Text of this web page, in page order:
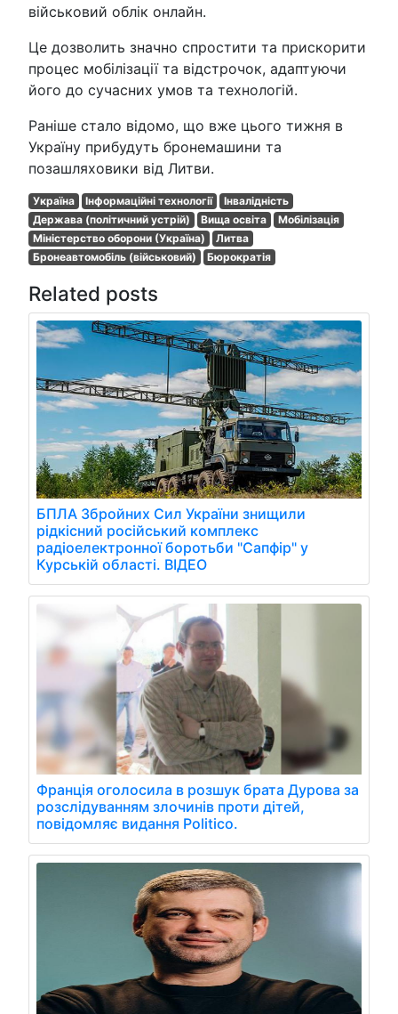
військовий облік онлайн.
Це дозволить значно спростити та прискорити
процес мобілізації та відстрочок, адаптуючи
його до сучасних умов та технологій.
Раніше стало відомо, що вже цього тижня в
Україну прибудуть бронемашини та
позашляховики від Литви.
Україна Інформаційні технології
Інвалідність
Держава (політичний устрій)
Вища освіта
Мобілізація
Міністерство оборони (Україна)
Литва
Бронеавтомобіль (військовий)
Бюрократія
Related posts
БПЛА Збройних Сил України знищили
рідкісний російський комплекс
радіоелектронної боротьби "Сапфір" у
Курській області. ВІДЕО
Франція оголосила в розшук брата Дурова за
розслідуванням злочинів проти дітей,
повідомляє видання Politico.